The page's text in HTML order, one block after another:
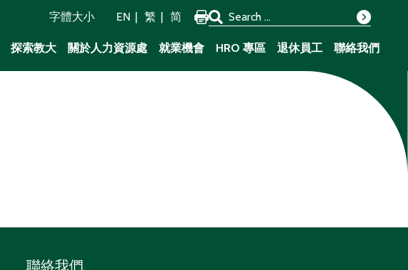
字體大小 EN 繁 简
Search for:
探索教大 關於人力資源處 就業機會 HRO 專區 退休員工 聯絡我們
聯絡我們